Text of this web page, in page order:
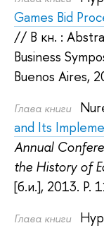
Games Bid
// В кн. :
Business
Buenos Aires,
Глава книги
and Its
Annual
the History of
[б.и.], 2013. P.
Глава книги